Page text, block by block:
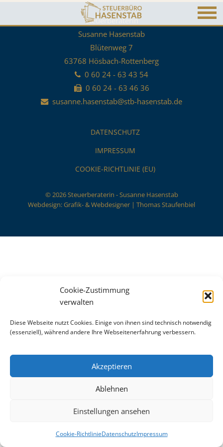
Cookie-Zustimmung
verwalten
Diese Webseite nutzt Cookies. Einige von ihnen sind technisch notwendig
(essenziell), während andere Ihre Webseitenerfahrung verbessern.
Akzeptieren
Ablehnen
Einstellungen ansehen
Cookie-RichtlinieDatenschutzImpressum
Steuerberaterin
Susanne Hasenstab
Blütenweg 7
63768 Hösbach-Rottenberg
0 60 24 - 63 43 54
0 60 24 - 63 46 36
susanne.hasenstab@stb-hasenstab.de
DATENSCHUTZ
IMPRESSUM
COOKIE-RICHTLINIE (EU)
© 2026 Steuerberaterin - Susanne Hasenstab
Webdesign:Grafik- & Webdesigner | Thomas Staufenbiel